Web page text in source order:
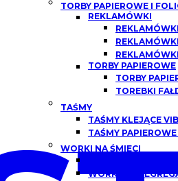
TORBY PAPIEROWE I
REKLAMÓWKI
TORBY PAPIEROWE
TORBY
TOREBKI
TAŚMY
TAŚMY KLEJĄCE
TAŚMY
WORKI NA ŚMIECI
WORKI NA ŚMIECI
WORKI DO